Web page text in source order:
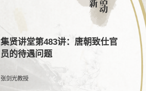
新动
集贤讲堂第483讲：唐朝致仕官
员的待遇问题
张剑光教授 高